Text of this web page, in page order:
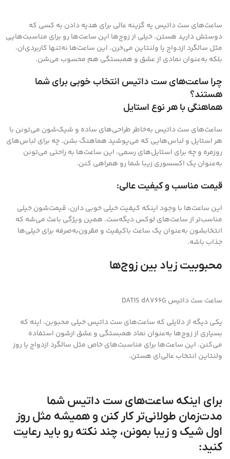
ساعت‌های ست داتیس یه گزینه عالی برای هدیه دادن به کسی که
دوستش دارید هستن. خیلی از زوج‌ها این ساعت‌ها رو برای مناسبت‌هایی
مثل سالگرد ازدواج یا ولنتاین می‌خرن. این ساعت‌ها نه‌تنها کاربردی‌ان،
بلکه به‌عنوان نمادی از عشق و همبستگی هم محسوب می‌شن.
چرا ساعت‌های ست داتیس انتخاب خوبی برای شما
هستند؟
هماهنگی با هر نوع استایل
ساعت‌های ست داتیس به‌خاطر طراحی‌های ساده و شیک‌شون می‌تونن با
هر استایل و لباس‌هایی که می‌پوشید هماهنگ بشن. چه برای لباس‌های
روزمره و چه برای استایل‌های رسمی، این ساعت‌ها به راحتی می‌تونن
به‌عنوان یک اکسسوری زیبا شما رو همراهی کنن.
قیمت مناسب و کیفیت عالی:
این ساعت‌ها با وجود اینکه کیفیت خیلی خوبی دارن، قیمت‌شون خیلی
مناسب‌تر از ساعت‌های لوکس دیگه‌ست. همین ویژگی باعث می‌شه که
انتخابشون به‌عنوان یک ساعت باکیفیت و مقرون‌به‌صرفه برای خیلی‌ها
جذاب باشه.
محبوبیت زیاد بین زوج‌ها
ساعت ست داتیس DATIS d8766G
یکی دیگه از دلایلی که ساعت‌های ست داتیس خیلی محبوبن، اینه که
بسیاری از زوج‌ها به‌عنوان نماد همبستگی و عشق ازشون استفاده
می‌کنن. این ساعت‌ها برای مناسبت‌های خاص مثل سالگرد ازدواج یا روز
ولنتاین انتخاب عالی‌ای هستن.
برای اینکه ساعت‌های ست داتیس شما
مدت‌زمان طولانی‌تر کار کنن و همیشه مثل روز
اول شیک و زیبا بمونن، چند نکته رو باید رعایت
کنید: